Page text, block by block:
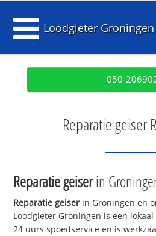
Loodgieter Groningen
050-
Reparatie geiser
Reparatie geiserin
Reparatie geiser in Groningen en
Loodgieter Groningen is een
24 uurs spoedservice en is